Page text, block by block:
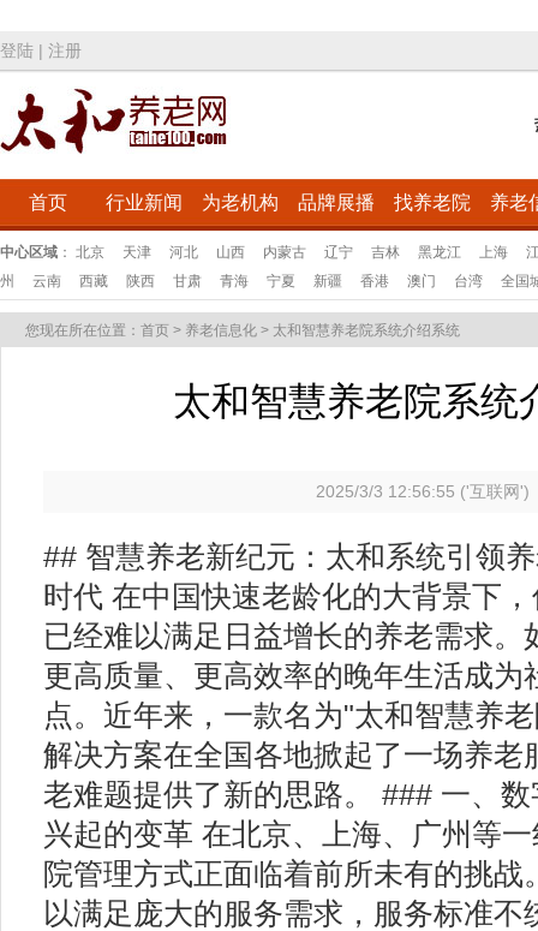
登陆 | 注册
首页 行业新闻 为老机构 品牌展播 找养老院 养老
中心区域 ： 北京 天津 河北 山西 内蒙古 辽宁 吉林 黑龙江 上海
州
云南 西藏 陕西 甘肃 青海 宁夏 新疆 香港 澳门 台湾 全国
您现在所在位置： 首页 > 养老信息化 > 太和智慧养老院系统介绍系统
太和智慧养老院系统
2025/3/3 12:56:55 ('互联网')
## 智慧养老新纪元：太和系统引领
时代 在中国快速老龄化的大背景下
已经难以满足日益增长的养老需求。
更高质量、更高效率的晚年生活成为
点。近年来，一款名为"太和智慧养
解决方案在全国各地掀起了一场养老
老难题提供了新的思路。 ### 一、
兴起的变革 在北京、上海、广州等
院管理方式正面临着前所未有的挑战
以满足庞大的服务需求，服务标准不